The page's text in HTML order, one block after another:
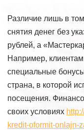
Различие лишь в
снятия денег без
рублей, а
Например,
специальные
страна, в которой
посещения.
своих условиях
kredit-oformit-onlajn-